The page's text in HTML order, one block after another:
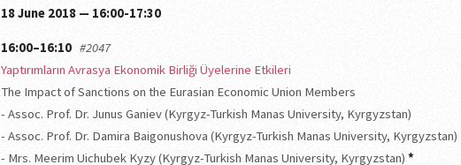
18 June 2018 — 16:00-17:30
16:00–16:10 #2047
Yaptırımların Avrasya Ekonomik Birliği Üyelerine Etkileri
The Impact of Sanctions on the Eurasian Economic Union Members
- Assoc. Prof. Dr. Junus Ganiev (Kyrgyz-Turkish Manas University, Kyrgyzstan)
- Assoc. Prof. Dr. Damira Baigonushova (Kyrgyz-Turkish Manas University, Kyrgyzstan)
- Mrs. Meerim Uichubek Kyzy (Kyrgyz-Turkish Manas University, Kyrgyzstan) *